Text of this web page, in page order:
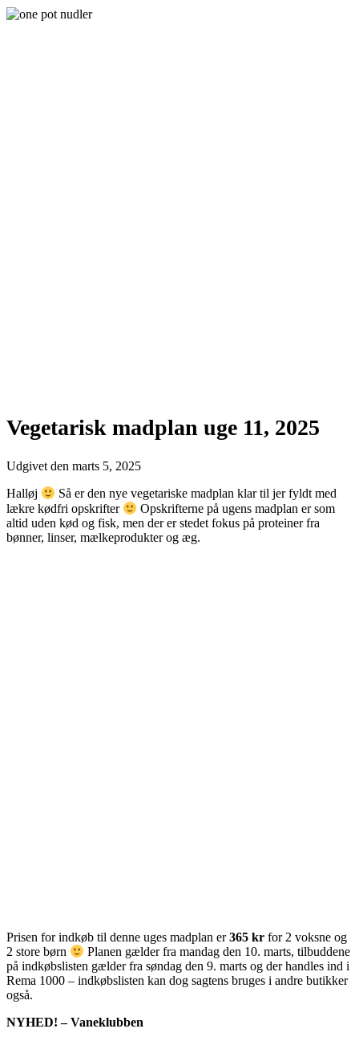
Vegetarisk madplan uge 11, 2025
Udgivet den marts 5, 2025
Halløj
Så er den nye vegetariske madplan klar til jer fyldt med
lækre kødfri opskrifter
Opskrifterne på ugens madplan er som
altid uden kød og fisk, men der er stedet fokus på proteiner fra
bønner, linser, mælkeprodukter og æg.
Prisen for indkøb til denne uges madplan er365 kr for 2 voksne og
2 store børn
Planen gælder fra mandag den 10. marts, tilbuddene
på indkøbslisten gælder fra søndag den 9. marts og der handles ind i
Rema 1000 – indkøbslisten kan dog sagtens bruges i andre butikker
også.
NYHED! – Vaneklubben